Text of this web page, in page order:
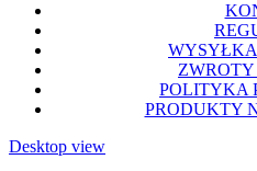
POLITYKA
PRODUKTY
Desktop view